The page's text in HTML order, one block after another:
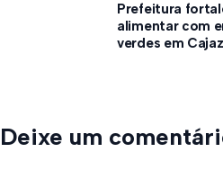
Prefeitura
alimentar com
verdes em
Deixe um